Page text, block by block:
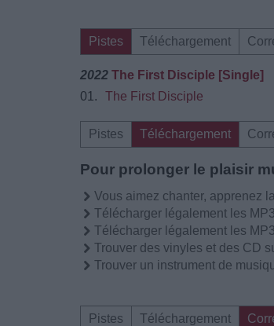
Pistes Téléchargement
2022 The First Disciple [Single]
01.
The First Disciple
Pistes Téléchargement
Pour prolonger le plaisir
Vous aimez chanter, apprenez
Télécharger légalement les
Télécharger légalement les
Trouver des vinyles et des CD
Trouver un instrument de
Pistes Téléchargement